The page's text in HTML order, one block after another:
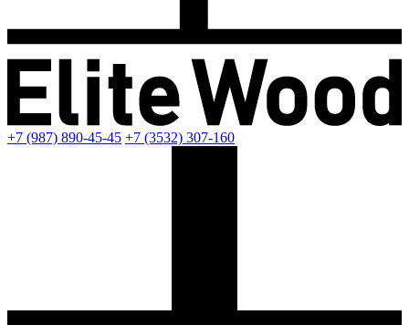
+7 (987) 890-45-45 +7 (3532) 307-160